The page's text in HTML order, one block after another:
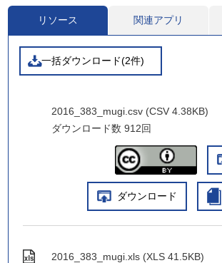
リソース 関連アプリ
一括ダウンロード(2件)
2016_383_mugi.csv (CSV 4.38KB)
ダウンロード数 912回
ダウンロード
2016_383_mugi.xls (XLS 41.5KB)